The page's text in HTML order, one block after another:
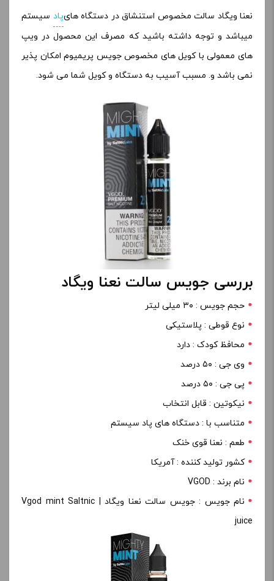
نعنا ویگاد سالت مخصوص استنشاق در دستگاه هایپاد سیستم
میباشد و توجه داشته باشید که مصرف این محصول در ویپ
های معمولی با کویل های مخصوص جویس پریمیوم امکان پذیر
نمی باشد و. مسبب آسیب به دستگاه و کویل شما می شود.
بررسی جویس سالت نعنا ویگاد
حجم جویس : ۳۰ میلی لیتر
نوع قوطی : پلاستیکی
محافظ کودک : دارد
وی جی : ۵۰ درصد
پی جی : ۵۰ درصد
نیکوتین : قابل انتخاب
متناسب با : دستگاه های پاد سیستم
طعم : نعنا قوی خنک
کشور تولید کننده : آمریکا
نام برند : VGOD
نام جویس : جویس سالت نعنا ویگاد | Vgod mint Saltnic
juice